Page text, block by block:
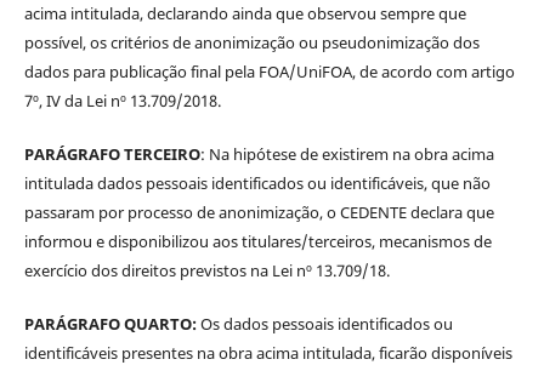
acima intitulada, declarando ainda que observou sempre que
possível, os critérios de anonimização ou pseudonimização dos
dados para publicação final pela FOA/UniFOA, de acordo com artigo
7º, IV da Lei nº 13.709/2018.
PARÁGRAFO TERCEIRO: Na hipótese de existirem na obra acima
intitulada dados pessoais identificados ou identificáveis, que não
passaram por processo de anonimização, o CEDENTE declara que
informou e disponibilizou aos titulares/terceiros, mecanismos de
exercício dos direitos previstos na Lei nº 13.709/18.
PARÁGRAFO QUARTO:Os dados pessoais identificados ou
identificáveis presentes na obra acima intitulada, ficarão disponíveis